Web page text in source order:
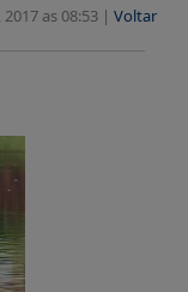
as 08:53 | Voltar